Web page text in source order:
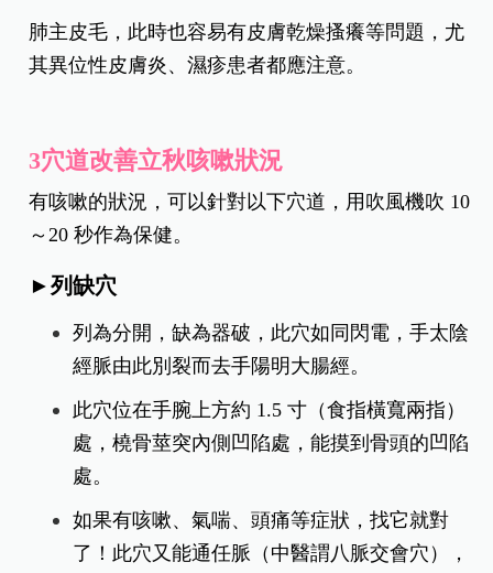
肺主皮毛，此時也容易有皮膚乾燥搔癢等問題，尤
其異位性皮膚炎、濕疹患者都應注意。
3穴道改善立秋咳嗽狀況
有咳嗽的狀況，可以針對以下穴道，用吹風機吹 10
～20 秒作為保健。
►列缺穴
列為分開，缺為器破，此穴如同閃電，手太陰
經脈由此別裂而去手陽明大腸經。
此穴位在手腕上方約 1.5 寸（食指橫寬兩指）
處，橈骨莖突內側凹陷處，能摸到骨頭的凹陷
處。
如果有咳嗽、氣喘、頭痛等症狀，找它就對
了！此穴又能通任脈（中醫謂八脈交會穴），